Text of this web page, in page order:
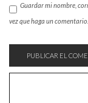
Guardar mi nombre,
vez que haga un comentario.